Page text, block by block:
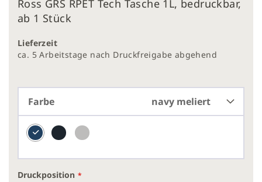
Anfang
Ross GRS RPET Tech Tasche 1L, bedruckbar,
ab 1 Stück
Lieferzeit
ca. 5 Arbeitstage nach Druckfreigabe abgehend
Farbe navy meliert
Druckposition